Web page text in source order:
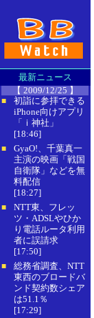
最新ニュース
【 2009/12/25 】
■
初詣に参拝できる
iPhone向けアプリ
「ｉ神社」
[18:46]
■
GyaO!、千葉真一
主演の映画「戦国
自衛隊」などを無
料配信
[18:27]
■
NTT東、フレッ
ツ・ADSLやひか
り電話ルータ利用
者に誤請求
[17:50]
■
総務省調査、NTT
東西のブロードバ
ンド契約数シェア
は51.1％
[17:29]